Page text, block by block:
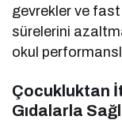
gevrekler ve
sürelerini
okul
Çocukluktan
Gıdalarla